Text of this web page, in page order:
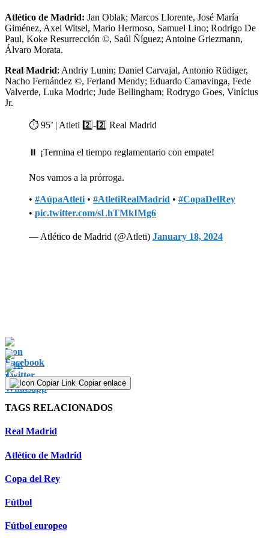
Atlético de Madrid: Jan Oblak; Marcos Llorente, José María
Giménez, Axel Witsel, Mario Hermoso, Samuel Lino; Rodrigo De
Paul, Koke Resurrección ©, Saúl Ñíguez; Antoine Griezmann,
Álvaro Morata.
Real Madrid: Andriy Lunin; Daniel Carvajal, Antonio Rüdiger,
Nacho Fernández ©, Ferland Mendy; Eduardo Camavinga, Fede
Valverde, Luka Modric; Jude Bellingham; Rodrygo Goes, Vinícius
Jr.
⏱ 95’ | Atleti 2️⃣-2️⃣ Real Madrid
⏸️ ¡Termina el tiempo reglamentario con empate!
Nos vamos a la prórroga.
• #AúpaAtleti • #AtletiRealMadrid • #CopaDelRey
• pic.twitter.com/sLhTMkIMg6
— Atlético de Madrid (@Atleti) January 18, 2024
Copiar enlace
TAGS RELACIONADOS
Real Madrid
Atlético de Madrid
Copa del Rey
Fútbol
Fútbol europeo